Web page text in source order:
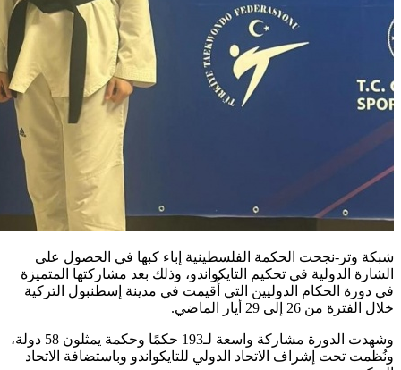
شبكة وتر-نجحت الحكمة الفلسطينية إباء كبها في الحصول على
الشارة الدولية في تحكيم التايكواندو، وذلك بعد مشاركتها المتميزة
في دورة الحكام الدوليين التي أُقيمت في مدينة إسطنبول التركية
خلال الفترة من 26 إلى 29 أيار الماضي.
وشهدت الدورة مشاركة واسعة لـ193 حكمًا وحكمة يمثلون 58 دولة،
ونُظمت تحت إشراف الاتحاد الدولي للتايكواندو وباستضافة الاتحاد